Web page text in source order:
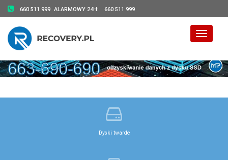
660 511 999 ALARMOWY 24H: 660 511 999
Toggle
Dyski twarde